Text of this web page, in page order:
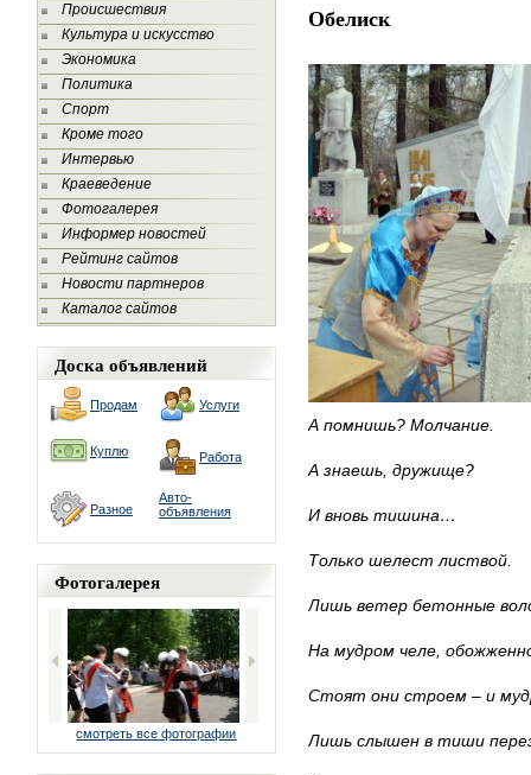
Происшествия
Культура и искусство
Экономика
Политика
Спорт
Кроме того
Интервью
Краеведение
Фотогалерея
Информер новостей
Рейтинг сайтов
Новости партнеров
Каталог сайтов
Доска объявлений
Продам Услуги
Куплю Работа
Разное
Авто-
объявления
Фотогалерея
смотреть все фотографии
Обелиск
А помнишь? Молчание.
А знаешь, дружище?
И вновь тишина…
Только шелест листвой.
Лишь ветер бетонные
На мудром челе,
Стоят они строем – и
Лишь слышен в тиши